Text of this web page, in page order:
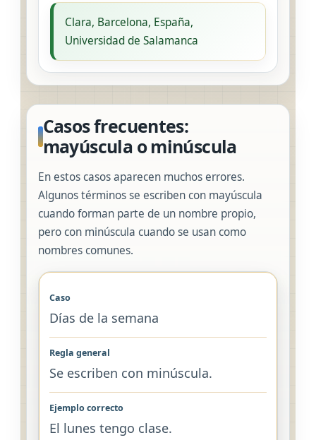
Clara, Barcelona, España,
Universidad de Salamanca
Casos frecuentes:
mayúscula o minúscula
En estos casos aparecen muchos errores.
Algunos términos se escriben con mayúscula
cuando forman parte de un nombre propio,
pero con minúscula cuando se usan como
nombres comunes.
Días de la semana
Se escriben con minúscula.
El lunes tengo clase.